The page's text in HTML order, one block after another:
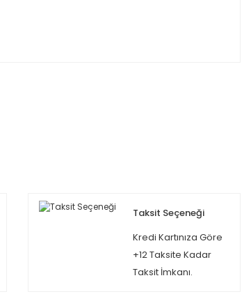
Taksit Seçeneği
Kredi Kartınıza Göre
+12 Taksite Kadar
Taksit İmkanı.